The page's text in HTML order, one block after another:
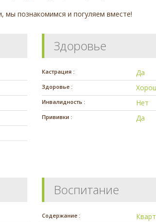
мы познакомимся и погуляем вместе!
Здоровье
Кастрация : Да
Здоровье :
Инвалидность : Нет
Прививки : Да
Воспитание
Содержание :